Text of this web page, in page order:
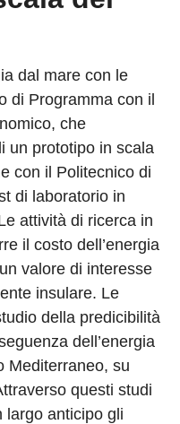
dal mare con le
di Programma con il
che
un prototipo in scala
con il Politecnico di
di laboratorio in
attività di ricerca in
il costo dell’energia
valore di interesse
insulare. Le
della predicibilità
dell’energia
Mediterraneo, su
questi studi
largo anticipo gli